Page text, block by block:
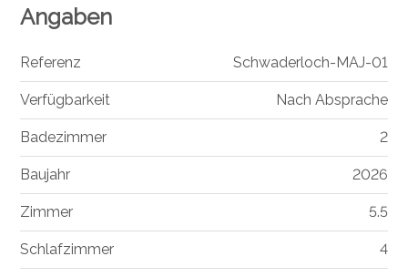
Angaben
Referenz Schwaderloch-MAJ-01
Verfügbarkeit Nach Absprache
Badezimmer 2
Baujahr 2026
Zimmer 5.5
Schlafzimmer 4